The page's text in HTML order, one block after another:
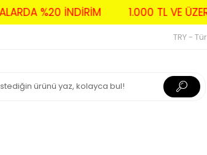
%20 İNDİRİM 1.000 TL VE
TRY -